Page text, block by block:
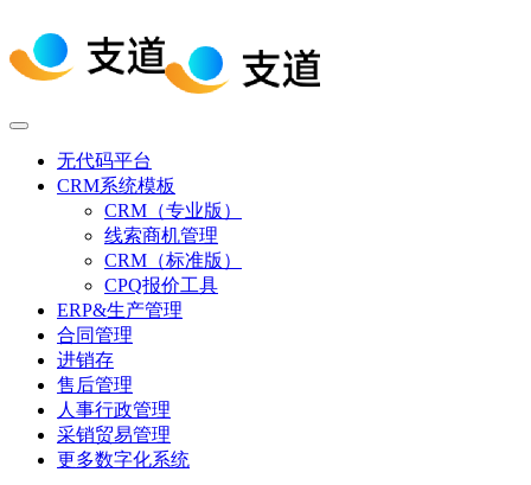
无代码平台
CRM系统模板
CRM（专业版）
线索商机管理
CRM（标准版）
CPQ报价工具
ERP&生产管理
合同管理
进销存
售后管理
人事行政管理
采销贸易管理
更多数字化系统